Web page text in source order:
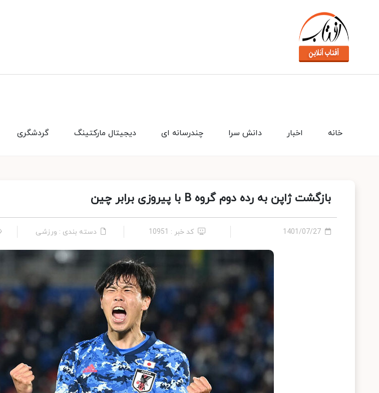
گردشگری دیجیتال مارکتینگ چندرسانه ای دانش سرا اخبار خانه
بازگشت ژاپن به رده دوم گروه B‌ با پیروزی برابر چین
1401/07/27 کد خبر : 10951 دسته بندی : ورزشی